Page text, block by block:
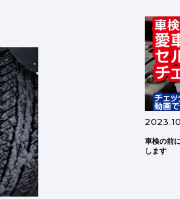
車検の前
します